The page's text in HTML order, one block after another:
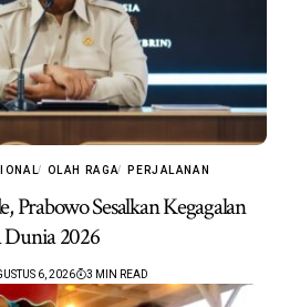
OLAH RAGA PERJALANAN
Prabowo Sesalkan Kegagalan
Dunia 2026
6, 2026 3 MIN READ